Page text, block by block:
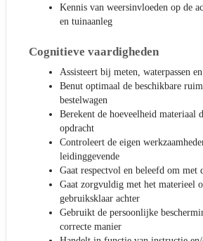
Kennis van weersinvloeden op de
en tuinaanleg
Cognitieve vaardigheden
Assisteert bij meten, waterpassen
Benut optimaal de beschikbare
bestelwagen
Berekent de hoeveelheid materiaal
opdracht
Controleert de eigen
leidinggevende
Gaat respectvol en beleefd om met
Gaat zorgvuldig met het materieel
gebruiksklaar achter
Gebruikt de persoonlijke
correcte manier